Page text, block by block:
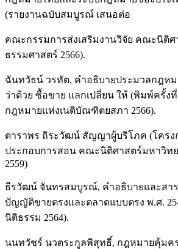
(รายงานฉบับสมบูรณ์ เสนอต่อ
คณะกรรมการส่งเสริมงานวิจัย คณะนิติศ
ธรรมศาสตร์ 2566).
ฉันทวัธน์ วรทัต, คำอธิบายประมวลกฎห
ว่าด้วย ซื้อขาย แลกเปลี่ยน ให้ (พิมพ์ครั้ง
กฎหมายแห่งเนติบัณฑิตยสภา 2566).
ดาราพร ถิระวัฒน์ สัญญาผู้บริโภค (โครง
ประกอบการสอน คณะนิติศาสตร์มหาวิท
2559)
ธีรวัฒน์ จันทรสมบูรณ์, คำอธิบายและสา
บัญญัติขายตรงและตลาดแบบตรง พ.ศ.
นิติธรรม 2564).
นนทวัชร์ นวตระกูลพิสุทธิ์, กฎหมายคุ้มค